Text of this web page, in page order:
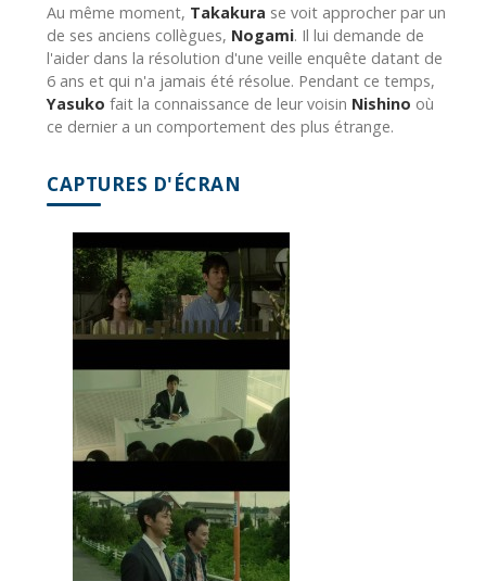
Au même moment, Takakura se voit approcher par un
de ses anciens collègues, Nogami. Il lui demande de
l'aider dans la résolution d'une veille enquête datant de
6 ans et qui n'a jamais été résolue. Pendant ce temps,
Yasuko fait la connaissance de leur voisin Nishino où
ce dernier a un comportement des plus étrange.
CAPTURES D'ÉCRAN